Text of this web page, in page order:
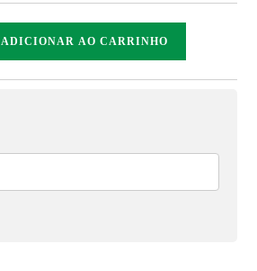
ADICIONAR AO CARRINHO